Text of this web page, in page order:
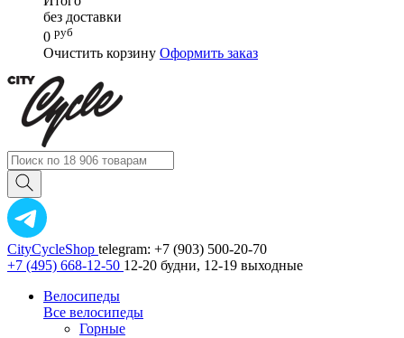
без доставки
0 руб
Очистить корзину Оформить заказ
CityCycleShop telegram: +7 (903) 500-20-70
+7 (495) 668-12-50 12-20 будни, 12-19 выходные
Велосипеды
Все велосипеды
Горные